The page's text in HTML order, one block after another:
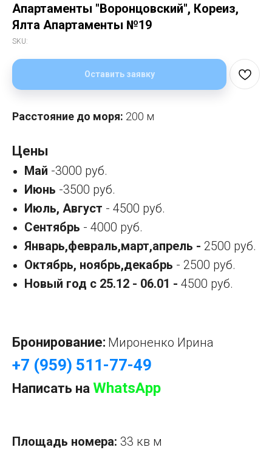
Апартаменты "Воронцовский", Кореиз,
Ялта Апартаменты №19
SKU:
Оставить заявку
Расстояние до моря: 200 м
Цены
Май -3000 руб.
Июнь -3500 руб.
Июль, Август - 4500 руб.
Сентябрь - 4000 руб.
Январь,февраль,март,апрель - 2500 руб.
Октябрь, ноябрь,декабрь - 2500 руб.
Новый год с 25.12 - 06.01 - 4500 руб.
Бронирование: Мироненко Ирина
+7 (959) 511-77-49
Написать на WhatsApp
Площадь номера: 33 кв м